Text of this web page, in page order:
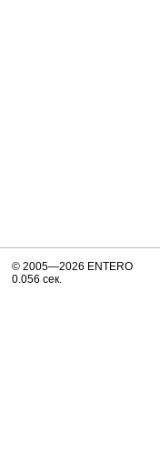
© 2005—2026 ENTERO
0.056 сек.